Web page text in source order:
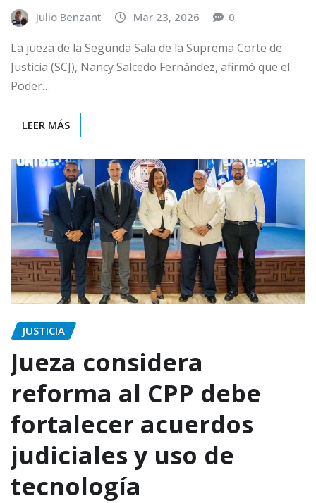
Julio Benzant Mar 23, 2026 0
La jueza de la Segunda Sala de la Suprema Corte de
Justicia (SCJ), Nancy Salcedo Fernández, afirmó que el
Poder…
LEER MÁS
JUSTICIA
Jueza considera
reforma al CPP debe
fortalecer acuerdos
judiciales y uso de
tecnología